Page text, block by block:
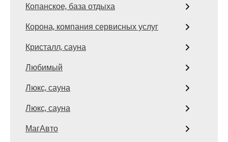
Копанское, база отдыха
Корона, компания сервисных услуг
Кристалл, сауна
Любимый
Люкс, сауна
Люкс, сауна
МагАвто